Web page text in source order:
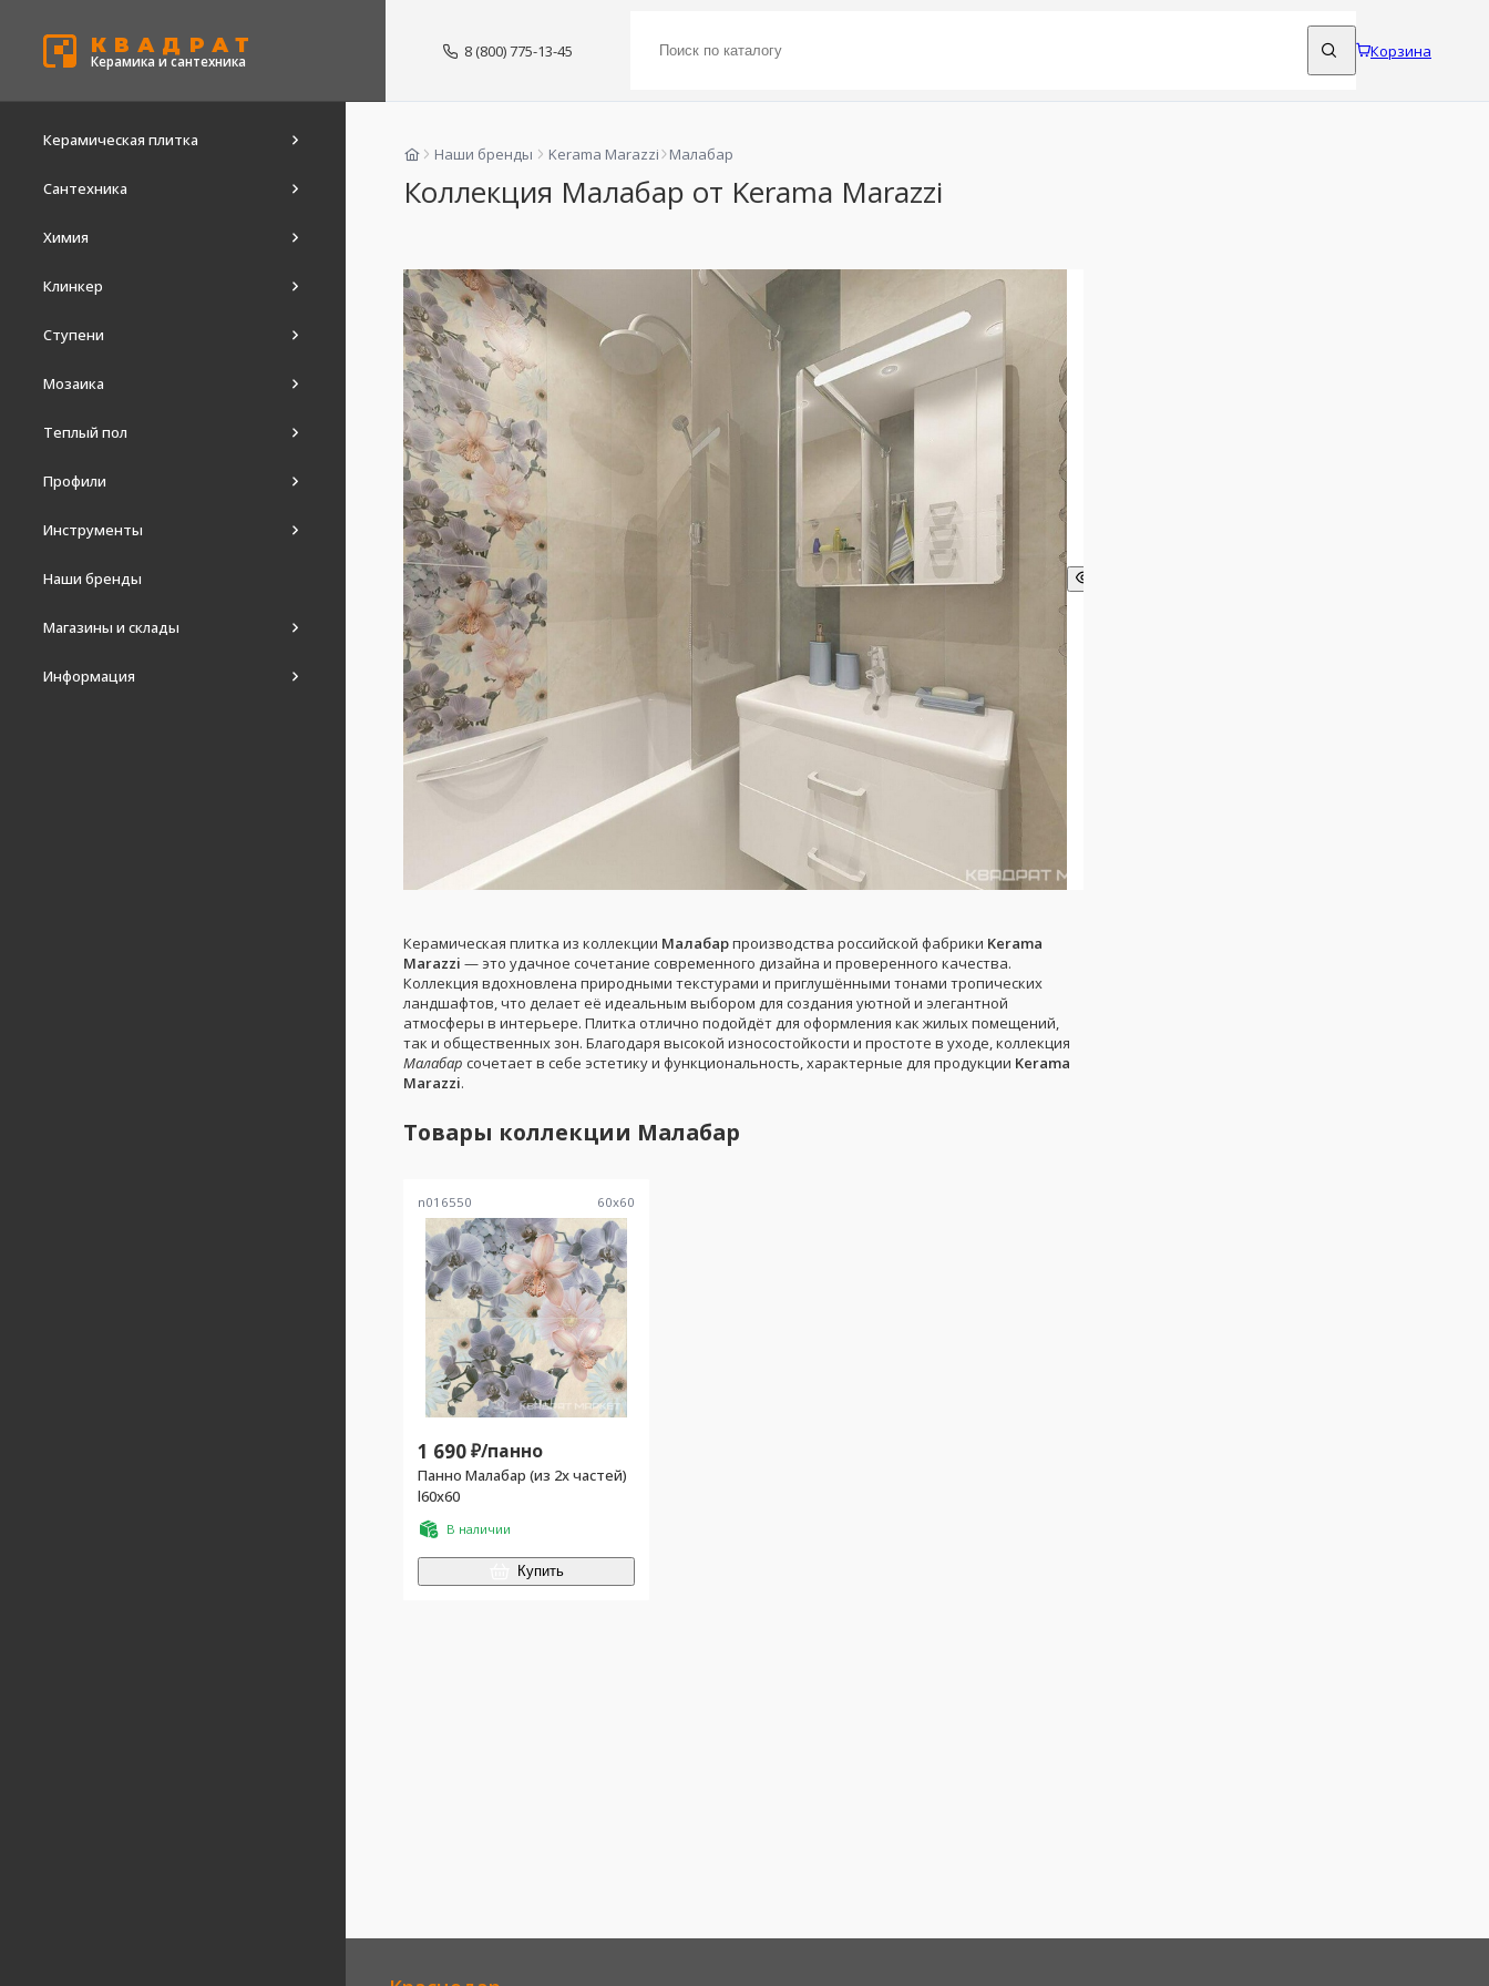
КВАДРАТ
Керамика и сантехника
8 (800) 775-13-45 Корзина
Керамическая плитка
Сантехника
Химия
Клинкер
Ступени
Мозаика
Теплый пол
Профили
Инструменты
Наши бренды
Магазины и склады
Информация
Наши бренды Kerama Marazzi Малабар
Коллекция Малабар от Kerama Marazzi
Керамическая плитка из коллекции Малабарпроизводства российской фабрики Kerama
Marazzi — это удачное сочетание современного дизайна и проверенного качества.
Коллекция вдохновлена природными текстурами и приглушёнными тонами тропических
ландшафтов, что делает её идеальным выбором для создания уютной и элегантной
атмосферы в интерьере. Плитка отлично подойдёт для оформления как жилых помещений,
так и общественных зон. Благодаря высокой износостойкости и простоте в уходе, коллекция
Малабар сочетает в себе эстетику и функциональность, характерные для продукции Kerama
Marazzi.
Товары коллекции Малабар
n016550 60x60
1 690₽/панно
Панно Малабар (из 2х частей)
l60х60
В наличии
Купить